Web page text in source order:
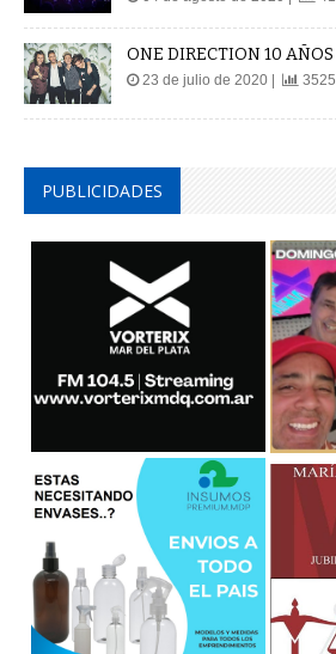
ONE DIRECTION 10 AÑOS
23 de julio de 2020 | 3525
PUBLICIDADES